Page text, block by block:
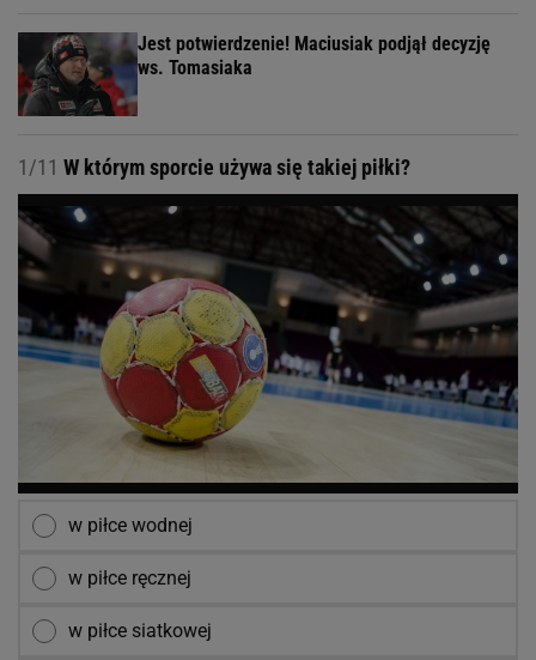
Jest potwierdzenie! Maciusiak podjął decyzję
ws. Tomasiaka
1/11 W którym sporcie używa się takiej piłki?
w piłce wodnej
w piłce ręcznej
w piłce siatkowej